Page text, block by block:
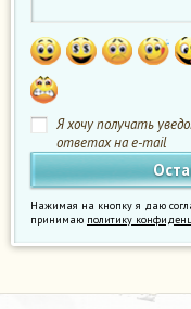
Я хочу получать
ответах на e-mail
Нажимая на кнопку я даю
принимаю политику